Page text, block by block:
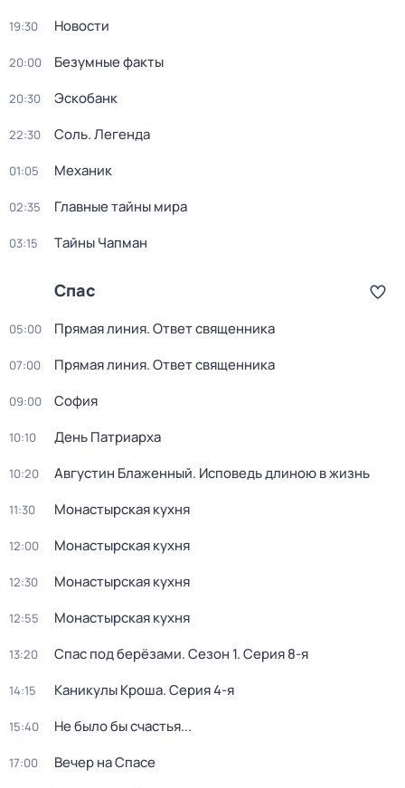
19:30 Новости
20:00 Безумные факты
20:30 Эскобанк
22:30 Соль. Легенда
01:05 Механик
02:35 Главные тайны мира
03:15 Тaйны Чапман
Спас
05:00 Прямая линия. Ответ священника
07:00 Прямая линия. Ответ священника
09:00 София
10:10 День Патриарха
10:20 Августин Блаженный. Исповедь длиною в жизнь
11:30 Монастырская кухня
12:00 Монастырская кухня
12:30 Монастырская кухня
12:55 Монастырская кухня
13:20 Спас под берёзами. Сезон 1. Серия 8-я
14:15 Каникулы Кроша. Серия 4-я
15:40 Не было бы счастья...
17:00 Вечер на Спасе